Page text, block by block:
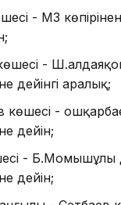
- МЗ көпірінен
-
дейінгі аралық;
-
дейін;
- Б.Момышұлы
дейін;